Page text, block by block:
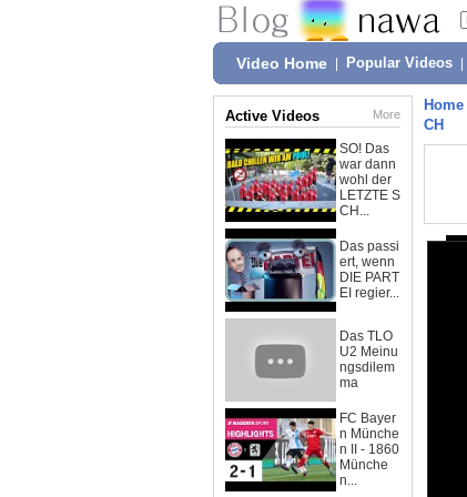
Video Home Popular Videos
Active Videos More
SO! Das
war dann
wohl der
LETZTE S
CH...
Das passi
ert, wenn
DIE PART
EI regier...
Das TLO
U2 Meinu
ngsdilem
ma
FC Bayer
n Münche
n II - 1860
Münche
n...
Home
CH